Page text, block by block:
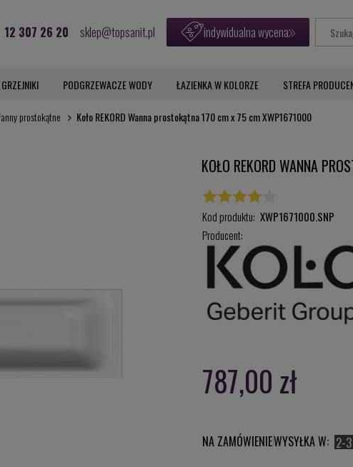
12 307 26 20 sklep@topsanit.pl indywidualna wycena
GRZEJNIKI PODGRZEWACZE WODY ŁAZIENKA W KOLORZE STREFA
prostokątne Koło REKORD Wanna prostokątna 170 cm x 75 cm XWP1671000
KOŁO REKORD WANNA
Kod produktu: XWP1671000.SNP
Producent:
787,00 zł
NA ZAMÓWIENIEWYSYŁKA W: 2-3